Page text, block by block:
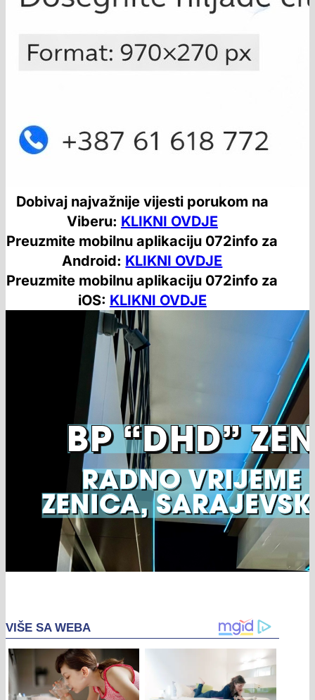
Dobivaj najvažnije vijesti porukom na
Viberu: KLIKNI OVDJE
Preuzmite mobilnu aplikaciju 072info za
Android: KLIKNI OVDJE
Preuzmite mobilnu aplikaciju 072info za
iOS: KLIKNI OVDJE